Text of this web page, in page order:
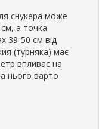
снукера може
см, а точка
39-50 см від
(турняка) має
впливає на
нього варто